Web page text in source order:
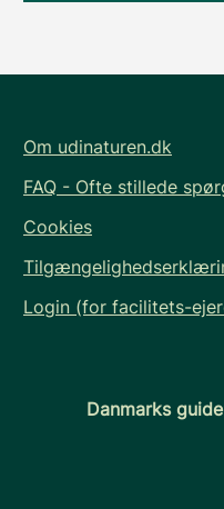
Om udinaturen.dk
FAQ - Ofte stillede
Cookies
Login (for facilitets-
Danmarks